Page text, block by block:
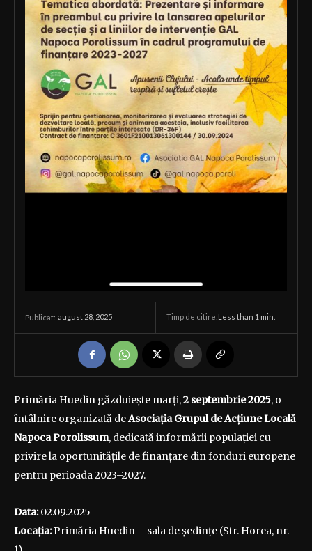
Publicat: august 28, 2025 Timp de citire:Less than 1 min.
Primăria Huedin găzduiește marți,2 septembrie 2025, o
întâlnire organizată deAsociația Grupul de Acțiune Locală
Napoca Porolissum, dedicată informării populației cu
privire la oportunitățile de finanțare din fonduri europene
pentru perioada 2023–2027.
Data:02.09.2025
Locația:Primăria Huedin – sala de ședințe (Str. Horea, nr.